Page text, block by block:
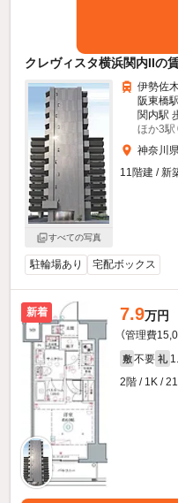
クレヴィスタ横浜関内IIの
すべての写真
伊勢佐
阪東橋
関内駅
ほか3駅
神奈川
11階建 / 新
駐輪場あり 宅配ボックス
新着 7.9万円
（管理費
敷 不要 礼
2階 / 1K /